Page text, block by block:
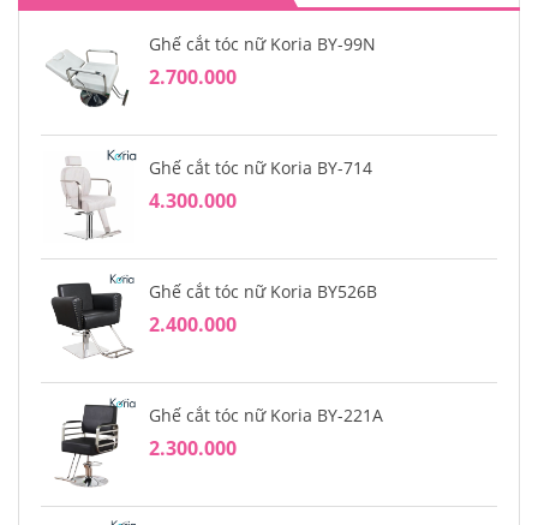
Ghế cắt tóc nữ Koria BY-99N
2.700.000
Ghế cắt tóc nữ Koria BY-714
4.300.000
Ghế cắt tóc nữ Koria BY526B
2.400.000
Ghế cắt tóc nữ Koria BY-221A
2.300.000